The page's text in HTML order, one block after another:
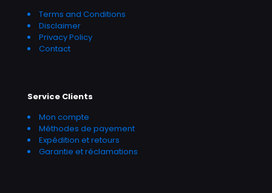
Terms and Conditions
Disclaimer
Privacy Policy
Contact
Service Clients
Mon compte
Méthodes de payement
Expédition et retours
Garantie et réclamations